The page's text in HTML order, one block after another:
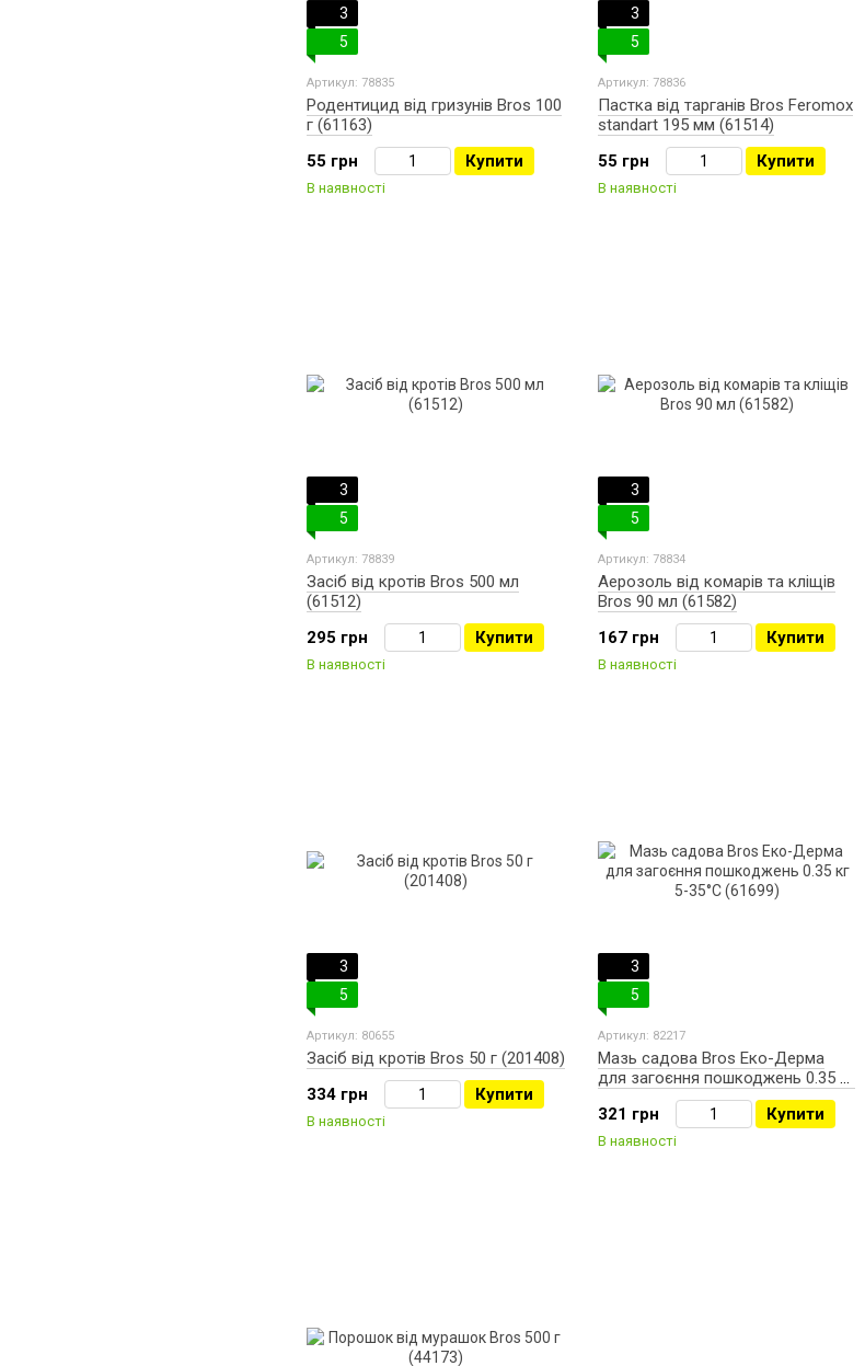
3
5
Артикул: 78835
Родентицид від гризунів Bros 100
г (61163)
55 грн
Купити
В наявності
3
5
Артикул: 78836
Пастка від тарганів Bros Feromox
standart 195 мм (61514)
55 грн
Купити
В наявності
3
5
Артикул: 78839
Засіб від кротів Bros 500 мл
(61512)
295 грн
Купити
В наявності
3
5
Артикул: 78834
Аерозоль від комарів та кліщів
Bros 90 мл (61582)
167 грн
Купити
В наявності
3
5
Артикул: 80655
Засіб від кротів Bros 50 г (201408)
334 грн
Купити
В наявності
3
5
Артикул: 82217
Мазь садова Bros Еко-Дерма
для загоєння пошкоджень 0.35 кг
5-35°С (61699)
321 грн
Купити
В наявності